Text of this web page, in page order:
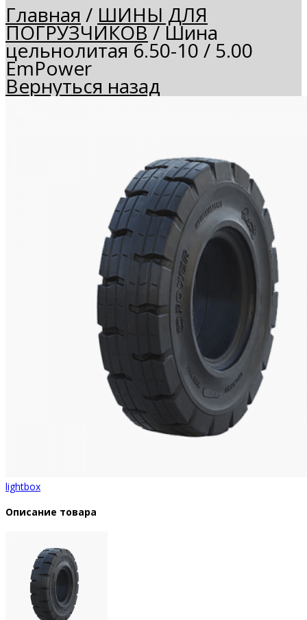
Главная / ШИНЫ ДЛЯ
ПОГРУЗЧИКОВ/Шина
цельнолитая 6.50-10 / 5.00
EmPower
Вернуться назад
lightbox
Описание товара